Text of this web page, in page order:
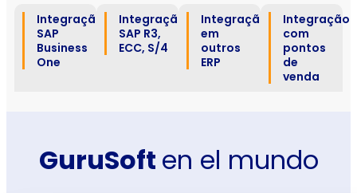
Integração
SAP
Business
One
Integração
SAP R3,
ECC, S/4
Integração
em
outros
ERP
Integração
com
pontos
de
venda
GuruSoft en el mundo